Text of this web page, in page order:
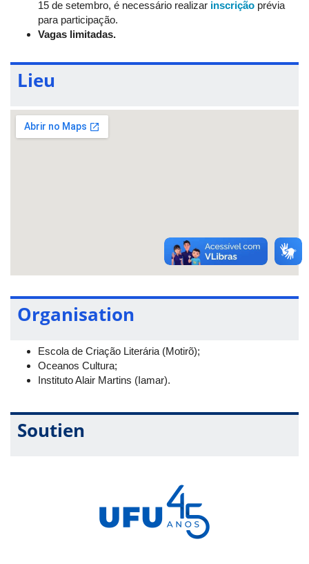
15 de setembro, é necessário realizar inscrição prévia
para participação.
Vagas limitadas.
Lieu
Organisation
Escola de Criação Literária (Motirõ);
Oceanos Cultura;
Instituto Alair Martins (Iamar).
Soutien